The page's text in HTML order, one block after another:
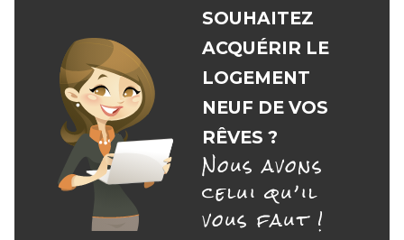
SOUHAITEZ
ACQUÉRIR LE
LOGEMENT
NEUF DE VOS
RÊVES ?
Nous avons
celui qu’il
vous faut !